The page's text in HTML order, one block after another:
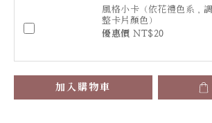
風格小卡（依花禮色系，調
整卡片顏色）
優惠價 NT$20
加入購物車